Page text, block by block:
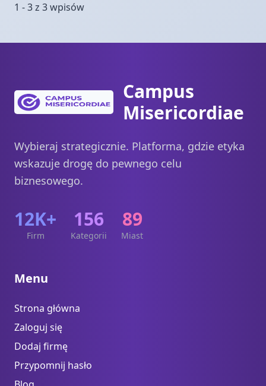
1 - 3 z 3 wpisów
Campus
Misericordiae
Wybieraj strategicznie. Platforma, gdzie etyka
wskazuje drogę do pewnego celu
biznesowego.
12K+
Firm
156
Kategorii
89
Miast
Menu
Strona główna
Zaloguj się
Dodaj firmę
Przypomnij hasło